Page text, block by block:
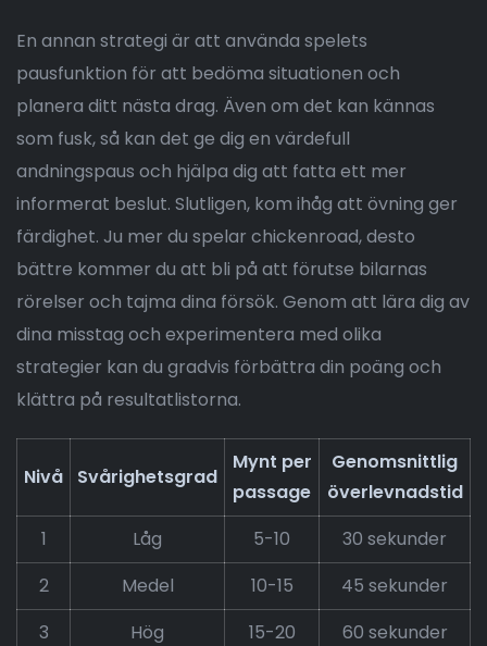
En annan strategi är att använda spelets
pausfunktion för att bedöma situationen och
planera ditt nästa drag. Även om det kan kännas
som fusk, så kan det ge dig en värdefull
andningspaus och hjälpa dig att fatta ett mer
informerat beslut. Slutligen, kom ihåg att övning ger
färdighet. Ju mer du spelar chickenroad, desto
bättre kommer du att bli på att förutse bilarnas
rörelser och tajma dina försök. Genom att lära dig av
dina misstag och experimentera med olika
strategier kan du gradvis förbättra din poäng och
klättra på resultatlistorna.
Nivå Svårighetsgrad
Mynt per
passage
Genomsnittlig
överlevnadstid
1
Låg 5-10
30 sekunder
2
Medel 10-15
45 sekunder
3
Hög 15-20
60 sekunder